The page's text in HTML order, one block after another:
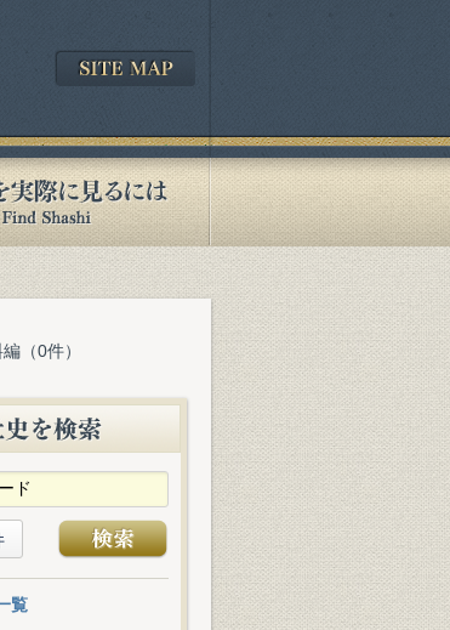
（0件）
覧